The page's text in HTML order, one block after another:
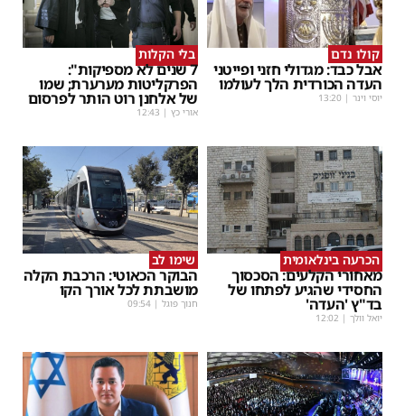
קולו נדם
אבל כבד: מגדולי חזני ופייטני
העדה הכורדית הלך לעולמו
יוסי וינר |
13:20
בלי הקלות
7 שנים לא מספיקות":
הפרקליטות מערערת; שמו
של אלחנן רוט הותר לפרסום
אורי כץ |
12:43
הכרעה בינלאומית
מאחורי הקלעים: הסכסוך
החסידי שהגיע לפתחו של
בד"ץ 'העדה'
יואל וולך |
12:02
שימו לב
הבוקר הכאוטי: הרכבת הקלה
מושבתת לכל אורך הקו
חנוך פוגל |
09:54